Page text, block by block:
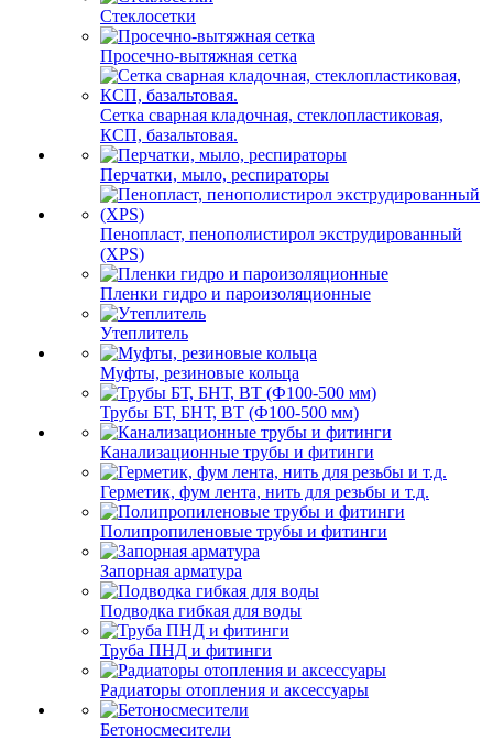
Стеклосетки
Просечно-вытяжная сетка
Сетка сварная кладочная, стеклопластиковая,
КСП, базальтовая.
Перчатки, мыло, респираторы
Пенопласт, пенополистирол экструдированный
(XPS)
Пленки гидро и пароизоляционные
Утеплитель
Муфты, резиновые кольца
Трубы БТ, БНТ, ВТ (Ф100-500 мм)
Канализационные трубы и фитинги
Герметик, фум лента, нить для резьбы и т.д.
Полипропиленовые трубы и фитинги
Запорная арматура
Подводка гибкая для воды
Труба ПНД и фитинги
Радиаторы отопления и аксессуары
Бетоносмесители